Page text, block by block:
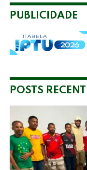
PUBLICIDADE
POSTS